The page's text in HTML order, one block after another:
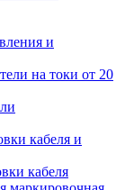
и
на токи от 20
кабеля и
кабеля